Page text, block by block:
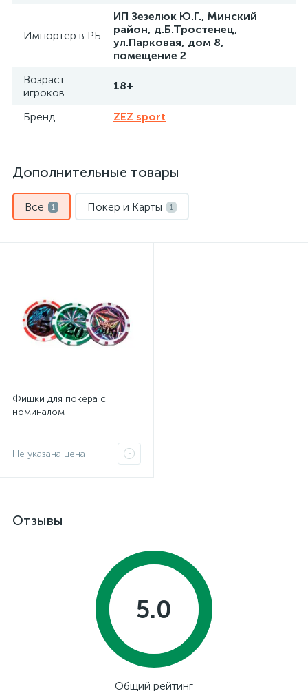
Импортер в РБ
ИП Зезелюк Ю.Г., Минский
район, д.Б.Тростенец,
ул.Парковая, дом 8,
помещение 2
Возраст
игроков
18+
Бренд ZEZ sport
Дополнительные товары
Все 1 Покер и Карты 1
Фишки для покера с
номиналом
Не указана цена
Отзывы
5.0
Общий рейтинг